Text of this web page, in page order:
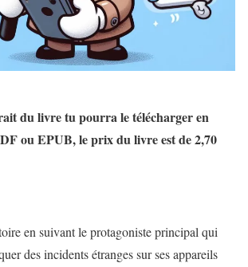
du livre tu pourra le télécharger en
ou EPUB, le prix du livre est de 2,70
en suivant le protagoniste principal qui
des incidents étranges sur ses appareils